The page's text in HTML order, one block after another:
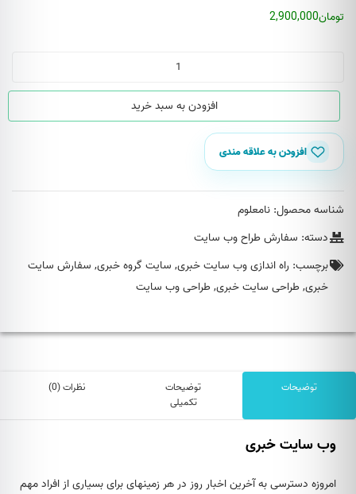
تومان2,900,000
سایت
خبری
عدد
افزودن به سبد خرید
افزودن به علاقه مندی
شناسه محصول: نامعلوم
دسته: سفارش طراح وب سایت
برچسب: راه اندازی وب سایت خبری, سایت گروه خبری, سفارش سایت
خبری,طراحی سایت خبری,طراحی وب سایت
توضیحات
توضیحات
تکمیلی
نظرات (0)
وب سایت خبری
امروزه دسترسی به آخرین اخبار روز در هر زمینه‎ای برای بسیاری از افراد مهم